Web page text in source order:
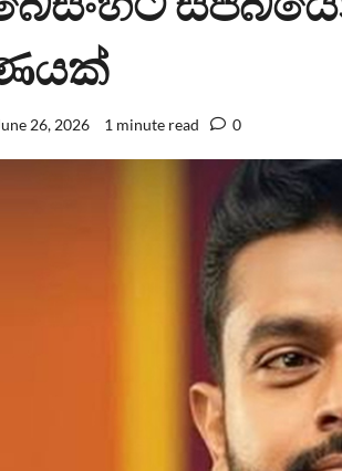
26, 2026 1 minute read 0